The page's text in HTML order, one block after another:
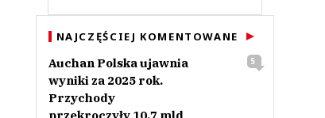
NAJCZĘŚCIEJ KOMENTOWANE
Auchan Polska ujawnia
wyniki za 2025 rok.
Przychody
5